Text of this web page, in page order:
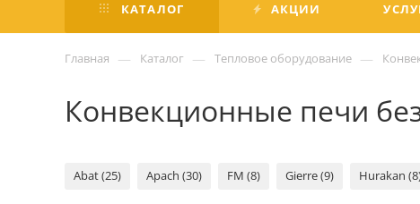
КАТАЛОГ АКЦИИ
Главная — Каталог — Тепловое оборудование —
Конвекционные печи
Abat (25) Apach (30) FM (8) Gierre (9) Hurakan